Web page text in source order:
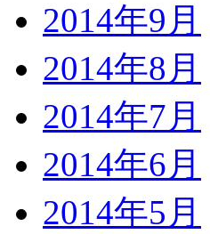
2014年9月
2014年8月
2014年7月
2014年6月
2014年5月